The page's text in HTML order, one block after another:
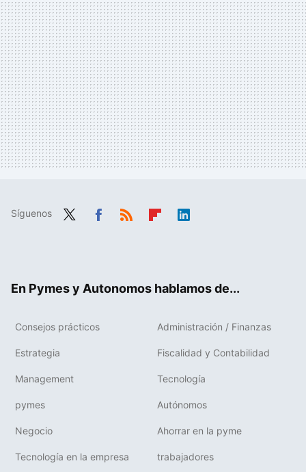
Síguenos
En Pymes y Autonomos hablamos de...
Consejos prácticos Administración / Finanzas
Estrategia Fiscalidad y Contabilidad
Management Tecnología
pymes Autónomos
Negocio Ahorrar en la pyme
Tecnología en la empresa trabajadores